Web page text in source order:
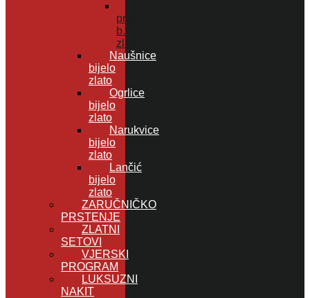
prsten
b.
zlato
Naušnice
bijelo
zlato
Ogrlice
bijelo
zlato
Narukvice
bijelo
zlato
Lančić
bijelo
zlato
ZARUČNIČKO
PRSTENJE
ZLATNI
SETOVI
VJERSKI
PROGRAM
LUKSUZNI
NAKIT